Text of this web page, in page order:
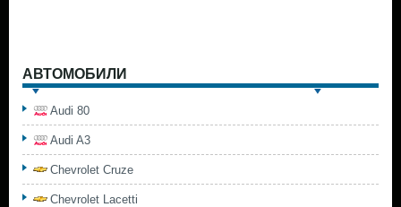
АВТОМОБИЛИ
Audi 80
Audi A3
Chevrolet Cruze
Chevrolet Lacetti